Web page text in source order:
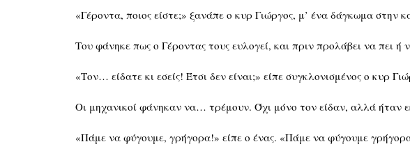
«Γέροντα, ποιος είστε;» ξανάπε ο κυρ Γιώργος, μ’ ένα δάγκωμα στην
Του φάνηκε πως ο Γέροντας τους ευλογεί, και πριν προλάβει να πει
«Τον… είδατε κι εσείς! Έτσι δεν είναι;» είπε συγκλονισμένος ο κυρ
Οι μηχανικοί φάνηκαν να… τρέμουν. Όχι μόνο τον είδαν, αλλά ήταν
«Πάμε να φύγουμε, γρήγορα!» είπε ο ένας. «Πάμε να φύγουμε